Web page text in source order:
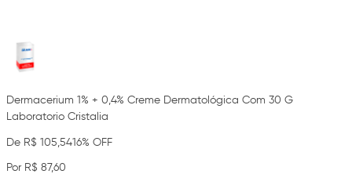
Dermacerium 1% + 0,4% Creme Dermatológica Com 30 G
Laboratorio Cristalia
De R$ 105,5416% OFF
Por R$ 87,60